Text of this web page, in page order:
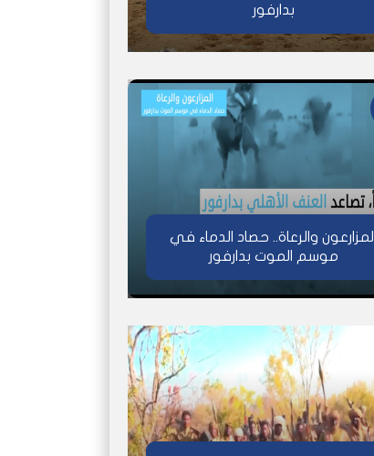
بدارفور
المزارعون والرعاة.. حصاد الدماء في
موسم الموت بدارفور